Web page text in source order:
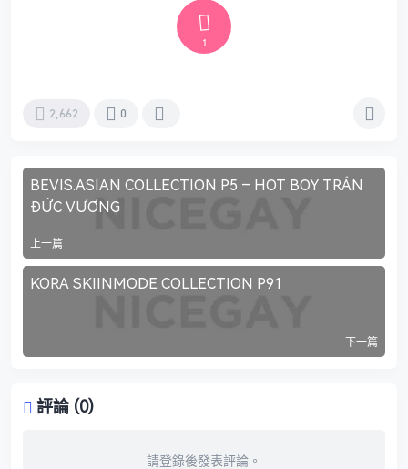
1
2,662 0
BEVIS.ASIAN COLLECTION P5 – HOT BOY TRẦN
ĐỨC VƯƠNG
上一篇
KORA SKIINMODE COLLECTION P91
下一篇
評論 (0)
請登錄後發表評論。